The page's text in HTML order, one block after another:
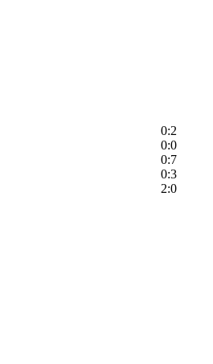
0:2
0:0
0:7
0:3
2:0